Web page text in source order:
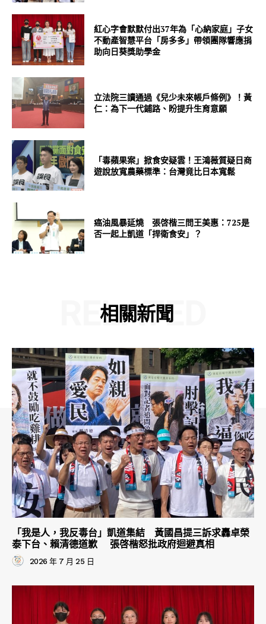
紅心字會默默付出37年為「心納家庭」子女
不動產智慧平台「房多多」帶領團隊響應捐
助向日葵獎助學金
立法院三讀通過《兒少未來帳戶條例》！黃
仁：為下一代鋪路、盼提升生育意願
「毒蘋果案」掀食安疑雲！王鴻薇質疑日商
遊說放寬農藥標準：台灣竟比日本寬鬆
癌油風暴延燒 張啓楷三問王美惠：725是
否一起上凱道「捍衛食安」？
相關新聞
RELATED
「我是人，我反毒台」凱道集結 黃國昌提三訴求轟卓榮
泰下台、賴清德道歉 張啓楷怒批政府迴避真相
2026 年 7 月 25 日